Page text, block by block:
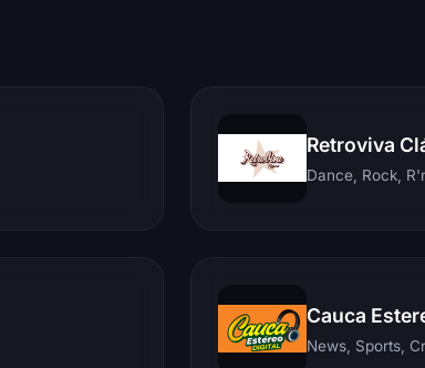
Retroviva
Dance, Rock,
Cauca
News, Sports,